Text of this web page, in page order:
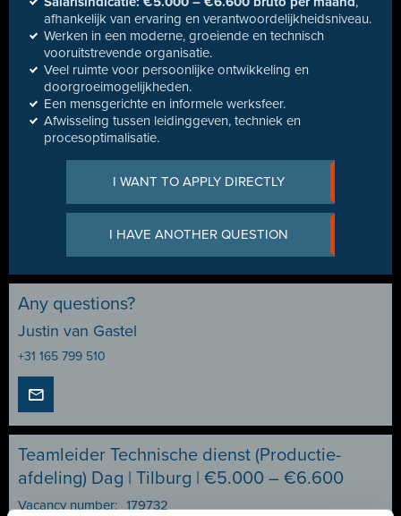
afhankelijk van ervaring en verantwoordelijkheidsniveau.
Werken in een moderne, groeiende en technisch
vooruitstrevende organisatie.
Veel ruimte voor persoonlijke ontwikkeling en
doorgroeimogelijkheden.
Een mensgerichte en informele werksfeer.
Afwisseling tussen leidinggeven, techniek en
procesoptimalisatie.
I WANT TO APPLY DIRECTLY
I HAVE ANOTHER QUESTION
Any questions?
Justin van Gastel
+31 165 799 510
Teamleider Technische dienst (Productie-
afdeling) Dag | Tilburg | €5.000 – €6.600
Vacancy number: 179732